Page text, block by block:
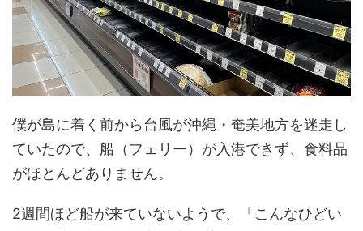
僕が島に着く前から台風が沖縄・奄美地方を迷走し
ていたので、船（フェリー）が入港できず、食料品
がほとんどありません。
2週間ほど船が来ていないようで、「こんなひどい